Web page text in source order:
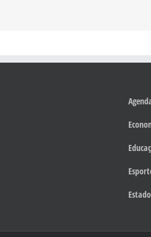
Estado